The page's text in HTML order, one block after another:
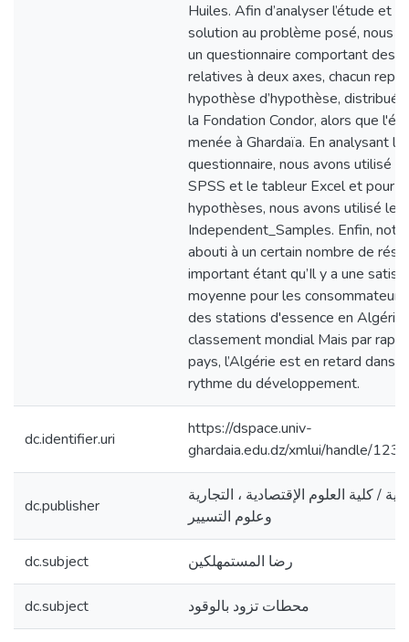
Huiles. Afin d’analyser l’étude et
solution au problème posé, nous
un questionnaire comportant des
relatives à deux axes, chacun
hypothèse d’hypothèse, distribué
la Fondation Condor, alors que
menée à Ghardaïa. En analysant
questionnaire, nous avons utilisé
SPSS et le tableur Excel et pour
hypothèses, nous avons utilisé le
Independent_Samples. Enfin,
abouti à un certain nombre de
important étant qu’Il y a une
moyenne pour les
des stations d'essence en Algérie
classement mondial Mais par
pays, l’Algérie est en retard dans
rythme du développement.
dc.identifier.uri
https://dspace.univ-
ghardaia.edu.dz/xmlui/handle/
dc.publisher
/ كلية العلوم الإقتصادية ، التجارية
وعلوم التسيير
dc.subject رضا المستمهلكين
dc.subject محطات تزود بالوقود